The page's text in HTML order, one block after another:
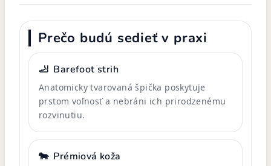
Prečo budú sedieť v praxi
🦶 Barefoot strih
Anatomicky tvarovaná špička poskytuje
prstom voľnosť a nebráni ich prirodzenému
rozvinutiu.
🐄 Prémiová koža